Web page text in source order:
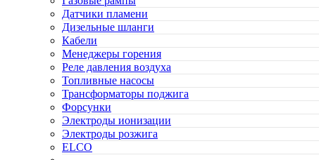
Датчики пламени
Дизельные шланги
Кабели
Менеджеры горения
Реле давления воздуха
Топливные насосы
Трансформаторы поджига
Форсунки
Электроды ионизации
Электроды розжига
ELCO